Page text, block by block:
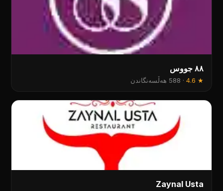
٨٨ جووس
★
4.6
· 588 هەڵسەنگاندن
Zaynal Usta